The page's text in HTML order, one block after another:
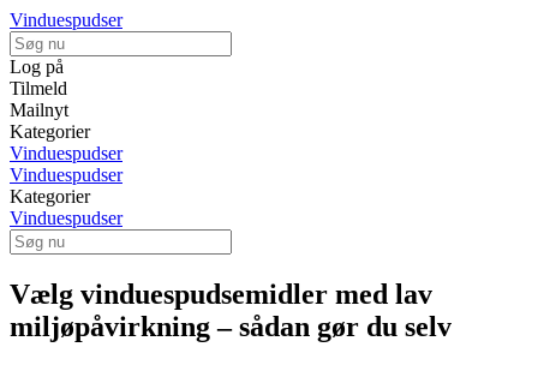
Vinduespudser
Log på
Tilmeld
Mailnyt
Kategorier
Vinduespudser
Vinduespudser
Kategorier
Vinduespudser
Vælg vinduespudsemidler med lav
miljøpåvirkning – sådan gør du selv